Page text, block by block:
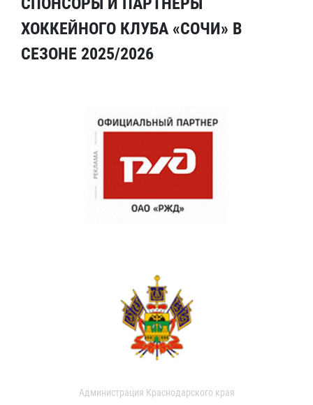
ХОККЕЙНОГО КЛУБА «СОЧИ» В
СЕЗОНЕ 2025/2026
Администрация Краснодарского края